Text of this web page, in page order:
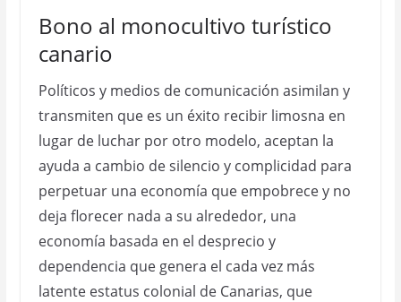
Bono al monocultivo turístico
canario
Políticos y medios de comunicación asimilan y
transmiten que es un éxito recibir limosna en
lugar de luchar por otro modelo, aceptan la
ayuda a cambio de silencio y complicidad para
perpetuar una economía que empobrece y no
deja florecer nada a su alrededor, una
economía basada en el desprecio y
dependencia que genera el cada vez más
latente estatus colonial de Canarias, que